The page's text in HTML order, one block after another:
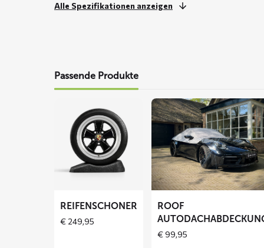
Alle Spezifikationen anzeigen
Passende Produkte
lesen
über
Reifenschoner
REIFENSCHONER
€ 249,95
Mehr
lesen
ROOF
Autodachabdeckung
ROOF
€99,95